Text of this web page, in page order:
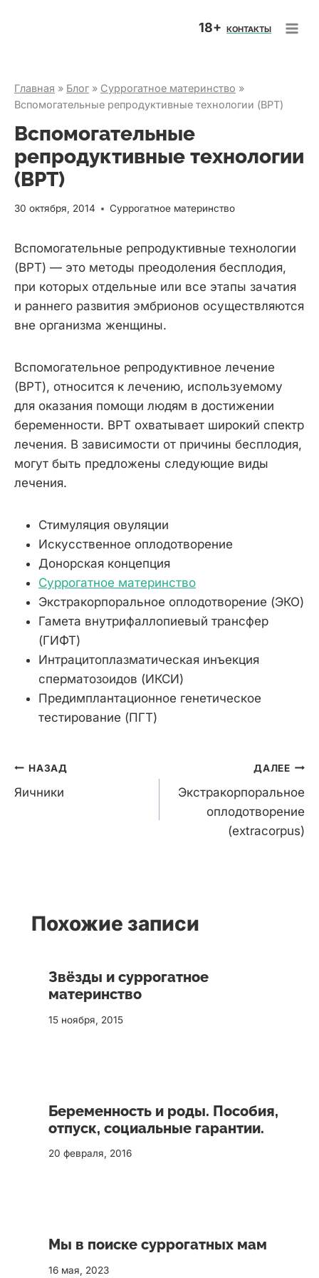
18+ КОНТАКТЫ
Главная » Блог » Суррогатное материнство »
Вспомогательные репродуктивные технологии (ВРТ)
Вспомогательные
репродуктивные технологии
(ВРТ)
30 октября, 2014 Суррогатное материнство
Вспомогательные репродуктивные технологии
(ВРТ) — это методы преодоления бесплодия,
при которых отдельные или все этапы зачатия
и раннего развития эмбрионов осуществляются
вне организма женщины.
Вспомогательное репродуктивное лечение
(ВРТ), относится к лечению, используемому
для оказания помощи людям в достижении
беременности. ВРТ охватывает широкий спектр
лечения. В зависимости от причины бесплодия,
могут быть предложены следующие виды
лечения.
Стимуляция овуляции
Искусственное оплодотворение
Донорская концепция
Суррогатное материнство
Экстракорпоральное оплодотворение (ЭКО)
Гамета внутрифаллопиевый трансфер
(ГИФТ)
Интрацитоплазматическая инъекция
сперматозоидов (ИКСИ)
Предимплантационное генетическое
тестирование (ПГТ)
Навигация
по
НАЗАД
Яичники
ДАЛЕЕ
Экстракорпоральное
оплодотворение
(extracorpus)
Похожие записи
Звёзды и суррогатное
материнство
15 ноября, 2015
Беременность и роды. Пособия,
отпуск, социальные гарантии.
20 февраля, 2016
Мы в поиске суррогатных мам
16 мая, 2023